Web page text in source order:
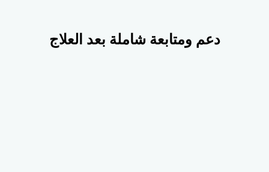
دعم ومتابعة شاملة بعد العلاج